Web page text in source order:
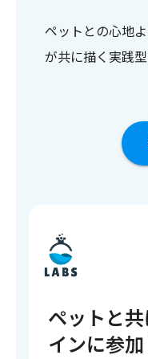
ペットとの心地
が共に描く実践
ペットと
インに参加